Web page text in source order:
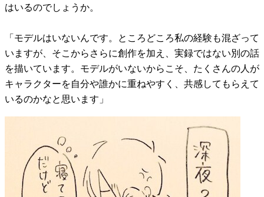
はいるのでしょうか。
「モデルはいないんです。ところどころ私の経験も混ざって
いますが、そこからさらに創作を加え、実録ではない別の話
を描いています。モデルがいないからこそ、たくさんの人が
キャラクターを自分や誰かに重ねやすく、共感してもらえて
いるのかなと思います」